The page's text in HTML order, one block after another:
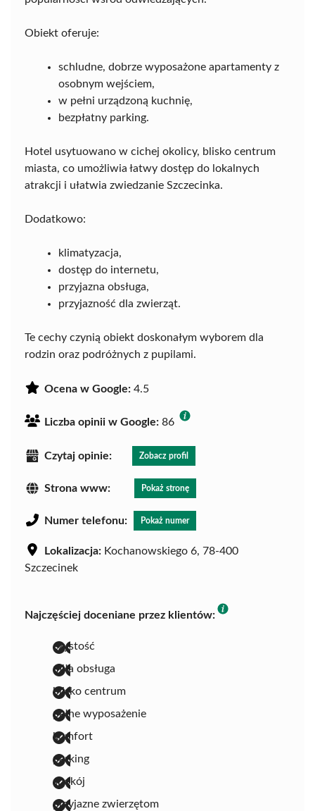
Obiekt oferuje:
schludne, dobrze wyposażone apartamenty z
osobnym wejściem,
w pełni urządzoną kuchnię,
bezpłatny parking.
Hotel usytuowano w cichej okolicy, blisko centrum
miasta, co umożliwia łatwy dostęp do lokalnych
atrakcji i ułatwia zwiedzanie Szczecinka.
Dodatkowo:
klimatyzacja,
dostęp do internetu,
przyjazna obsługa,
przyjazność dla zwierząt.
Te cechy czynią obiekt doskonałym wyborem dla
rodzin oraz podróżnych z pupilami.
Ocena w Google: 4.5
Liczba opinii w Google: 86
Czytaj opinie: Zobacz profil
Strona www: Pokaż stronę
Numer telefonu: Pokaż numer
Lokalizacja: Kochanowskiego 6, 78-400
Szczecinek
Najczęściej doceniane przez klientów:
czystość
miła obsługa
blisko centrum
pełne wyposażenie
komfort
parking
spokój
przyjazne zwierzętom